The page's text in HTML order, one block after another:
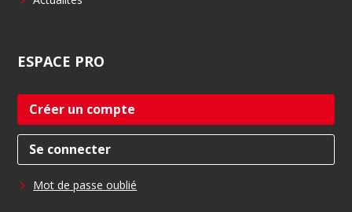
ESPACE PRO
Créer un compte
Se connecter
Mot de passe oublié